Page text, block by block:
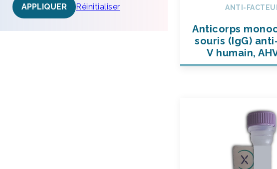
APPLIQUER Réinitialiser ANTI-
Anticorps
souris (IgG)
V humain,